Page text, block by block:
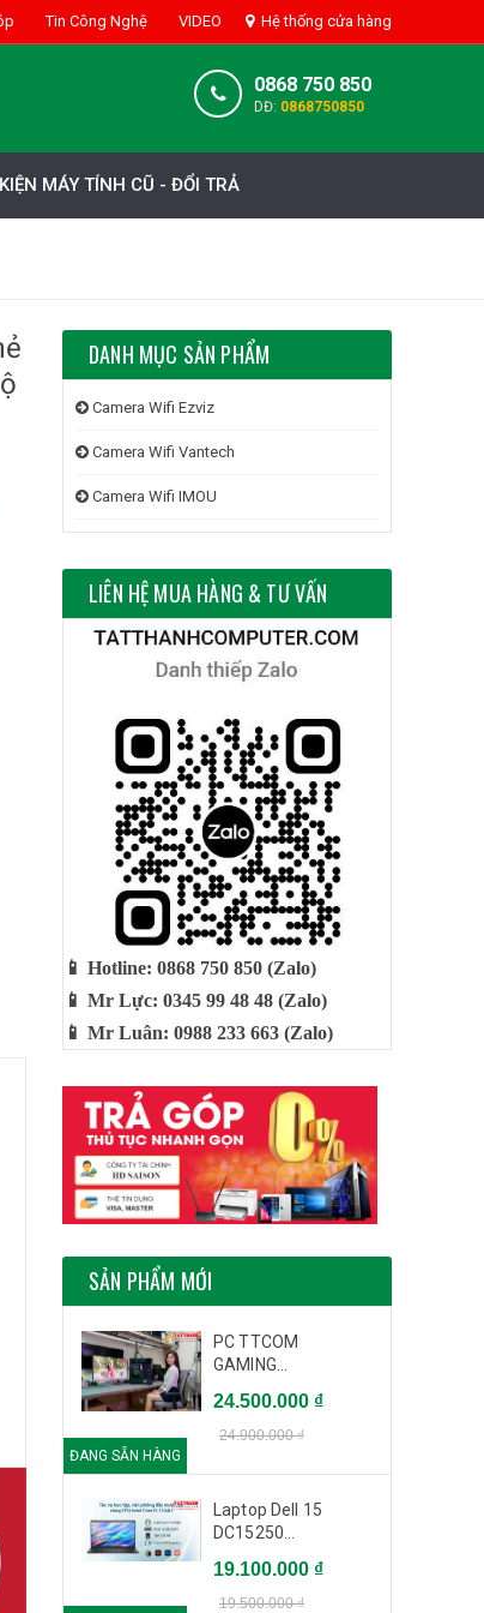
Tin Công Nghệ VIDEO Hệ thống cửa hàng
0868 750 850
DĐ: 0868750850
MÁY TÍNH CŨ - ĐỔI TRẢ
DANH MỤC SẢN PHẨM
Camera Wifi Ezviz
Camera Wifi Vantech
Camera Wifi IMOU
LIÊN HỆ MUA HÀNG & TƯ VẤN
📱 Hotline: 0868 750 850 (Zalo)
📱 Mr Lực: 0345 99 48 48 (Zalo)
📱 Mr Luân: 0988 233 663 (Zalo)
SẢN PHẨM MỚI
ĐANG SẴN HÀNG
PC TTCOM
GAMING...
24.500.000 ₫
24.900.000 ₫
Laptop Dell 15
DC15250...
19.100.000 ₫
19.500.000 ₫